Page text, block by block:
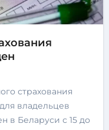
владельцев
в Беларуси с 15 до